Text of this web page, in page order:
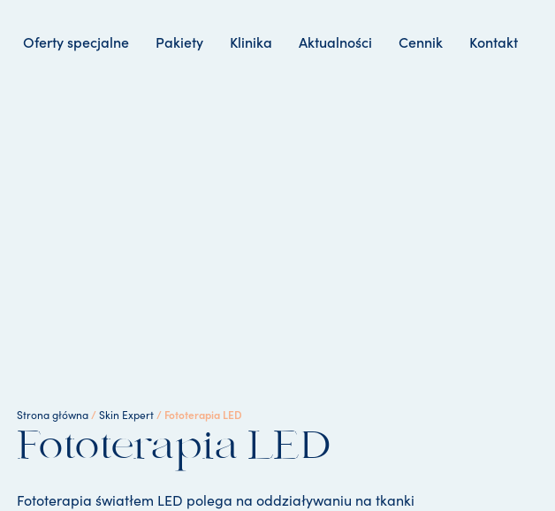
Oferty specjalne Pakiety Klinika Aktualności Cennik Kontakt
Strona główna /Skin Expert / Fototerapia LED
Fototerapia LED
Fototerapia światłem LED polega na oddziaływaniu na tkanki